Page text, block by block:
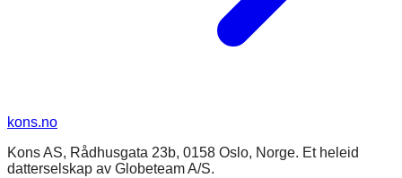
kons.no
Kons AS, Rådhusgata 23b, 0158 Oslo, Norge. Et heleid
datterselskap av Globeteam A/S.